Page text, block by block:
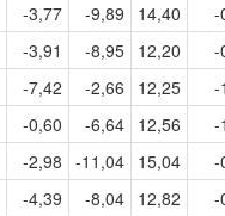
-3,77 -9,89 14,40
-
-3,91 -8,95 12,20
-
-7,42 -2,66 12,25
-
-0,60 -6,64 12,56
-
-2,98 -11,04 15,04
-
-4,39 -8,04 12,82
-